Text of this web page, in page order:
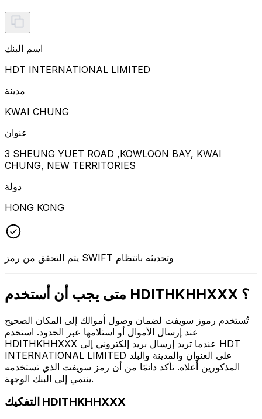
اسم البنك
HDT INTERNATIONAL LIMITED
مدينة
KWAI CHUNG
عنوان
3 SHEUNG YUET ROAD ,KOWLOON BAY, KWAI
CHUNG, NEW TERRITORIES
دولة
HONG KONG
يتم التحقق من رمز SWIFT وتحديثه بانتظام
متى يجب أن أستخدم HDITHKHHXXX ؟
تُستخدم رموز سويفت لضمان وصول أموالك إلى المكان الصحيح
عند إرسال الأموال أو استلامها عبر الحدود. استخدم
HDITHKHHXXX عندما تريد إرسال بريد إلكتروني إلى HDT
INTERNATIONAL LIMITED على العنوان والمدينة والبلد
المذكورين أعلاه. تأكد دائمًا من أن رمز سويفت الذي تستخدمه
ينتمي إلى البنك الوجهة.
التفكيك HDITHKHHXXX